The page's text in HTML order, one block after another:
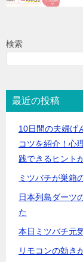
検索
最近の投稿
10日間の夫婦げ
コツを紹介！心
践できるヒント
ミツバチが巣箱
日本列島ダーツ
た
本日ミツバチ元
リモコンの効き